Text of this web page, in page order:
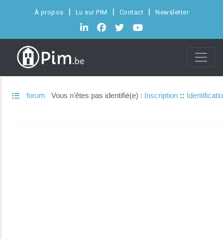
À propos Lu sur PIM Contact Newsletter
forum Vous n'êtes pas identifié(e) : Inscription ::